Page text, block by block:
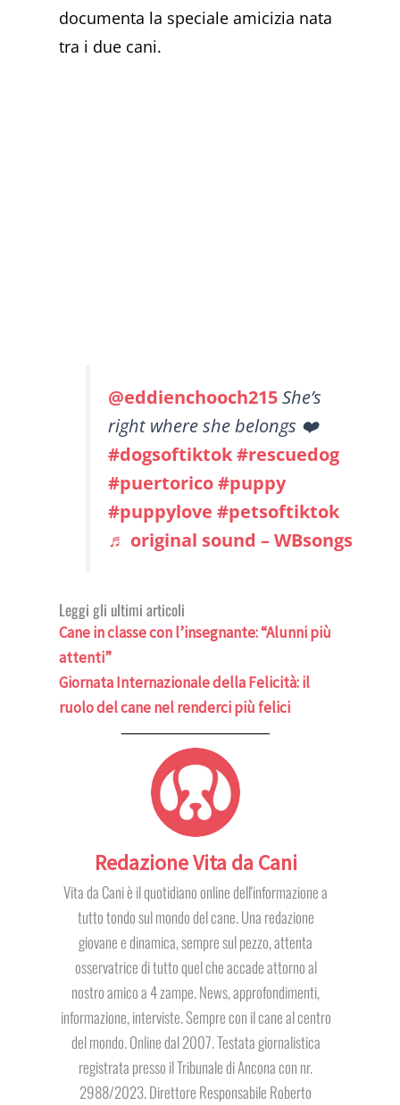
documenta la speciale amicizia nata
tra i due cani.
@eddienchooch215She’s
right where she belongs ❤️
#dogsoftiktok#rescuedog
#puertorico#puppy
#puppylove #petsoftiktok
♬ original sound – WBsongs
Leggi gli ultimi articoli
Cane in classe con l’insegnante: “Alunni più
attenti”
Giornata Internazionale della Felicità: il
ruolo del cane nel renderci più felici
Redazione Vita da Cani
Vita da Cani è il quotidiano online dell'informazione a
tutto tondo sul mondo del cane. Una redazione
giovane e dinamica, sempre sul pezzo, attenta
osservatrice di tutto quel che accade attorno al
nostro amico a 4 zampe. News, approfondimenti,
informazione, interviste. Sempre con il cane al centro
del mondo. Online dal 2007. Testata giornalistica
registrata presso il Tribunale di Ancona con nr.
2988/2023. Direttore Responsabile Roberto